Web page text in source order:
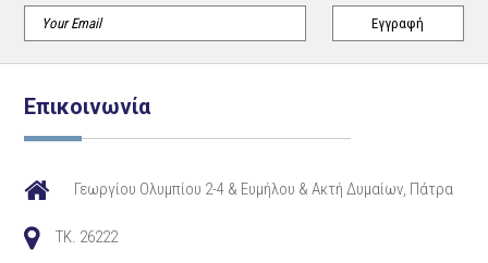
Επικοινωνία
Γεωργίου Ολυμπίου 2-4 & Ευμήλου & Ακτή Δυμαίων, Πάτρα
TK. 26222